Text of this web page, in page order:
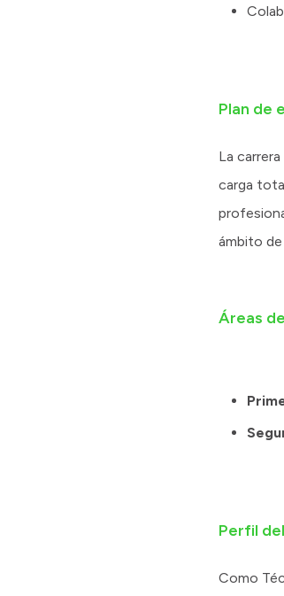
Plan de
La
carga
ámbito de
Áreas
Perfil
Como